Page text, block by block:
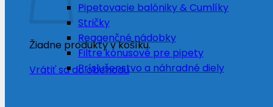
Žiadne produkty v košíku.
Vrátiť sa do obchodu
Pipetovacie balóniky & Cumlíky
Stričky
Reagenčné nádobky
Filtre kónusové pre pipety
Príslušenstvo a náhradné diely